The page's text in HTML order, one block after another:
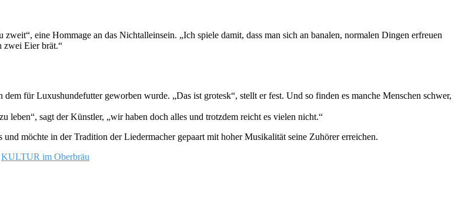
eine Hommage an das Nichtalleinsein. „Ich spiele damit, dass man sich an banalen, normalen Dingen erfreuen
zwei Eier brät.“
für Luxushundefutter geworben wurde. „Das ist grotesk“, stellt er fest. Und so finden es manche Menschen schwer,
sagt der Künstler, „wir haben doch alles und trotzdem reicht es vielen nicht.“
möchte in der Tradition der Liedermacher gepaart mit hoher Musikalität seine Zuhörer erreichen.
KULTUR im Oberbräu